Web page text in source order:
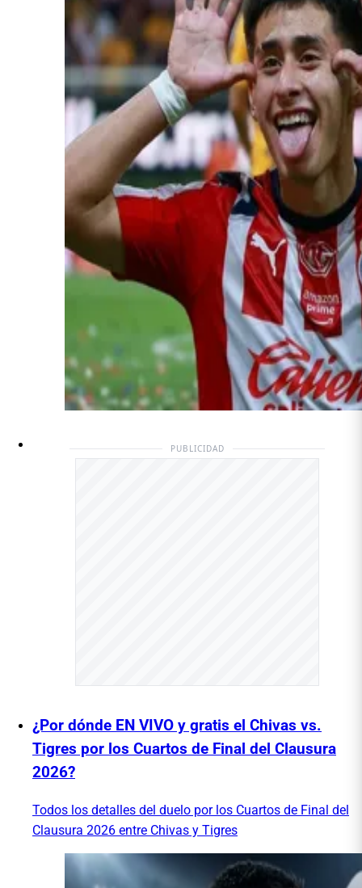
PUBLICIDAD
¿Por dónde EN VIVO y gratis el Chivas vs.
Tigres por los Cuartos de Final del Clausura
2026?
Todos los detalles del duelo por los Cuartos de Final del
Clausura 2026 entre Chivas y Tigres